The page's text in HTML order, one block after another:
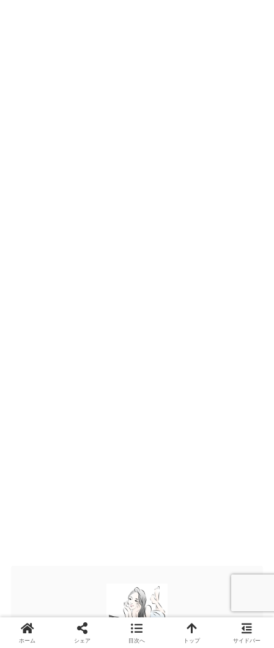
ホーム シェア 目次へ トップ サイドバー